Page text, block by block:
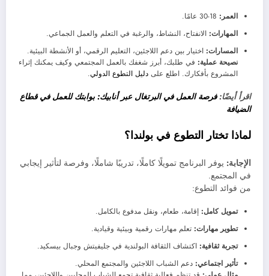
العمر:
المهارات: الانفتاح، النشاط، والرغبة في التعلم والعمل الجماعي.
المسارات: اختيار بين دعم اللاجئين، التعليم الرقمي، أو الأنشطة البيئية.
نصيحة عملية: في طلبك، أبرز شغفك بالعمل المجتمعي وكيف يمكنك إثراء
المشروع بأفكارك. اطلع على دليل التطوع الدولي.
اقرأ أيضًا:فرصة العمل في البرتغال عبر أنابيك: بوابتك للعمل في قطاع
الضيافة
لماذا تختار التطوع في بولندا؟
الإجابة: يوفر البرنامج تمويلًا كاملًا، تدريبًا شاملًا، وفرصة لتأثير إيجابي
في المجتمع.
من فوائد التطوع:
تمويل كامل: إقامة، طعام، ونقل مدفوع بالكامل.
تطوير مهارات: تعلم مهارات رقمية وبيئية وقيادية.
تجربة ثقافية: اكتشاف الثقافة البولندية في جليفيتش وجبال بيسكيد.
تأثير اجتماعي: دعم الشباب اللاجئين والمجتمع المحلي.